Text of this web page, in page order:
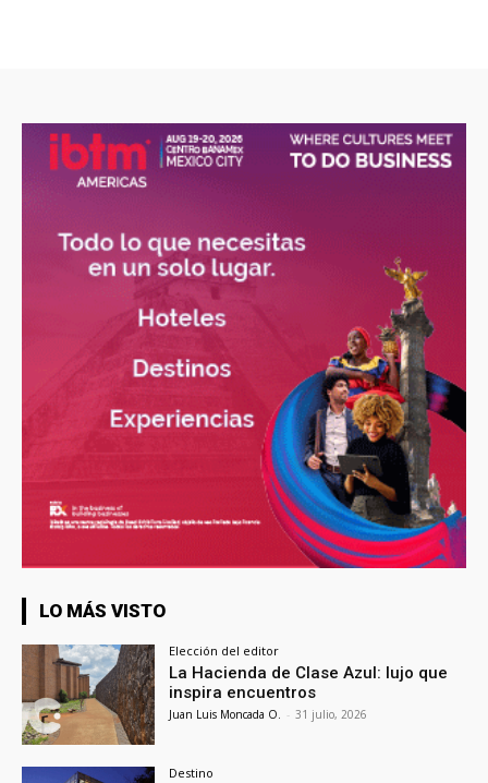
LO MÁS VISTO
Elección del editor
La Hacienda de Clase Azul: lujo que
inspira encuentros
Juan Luis Moncada O. - 31 julio, 2026
Destino